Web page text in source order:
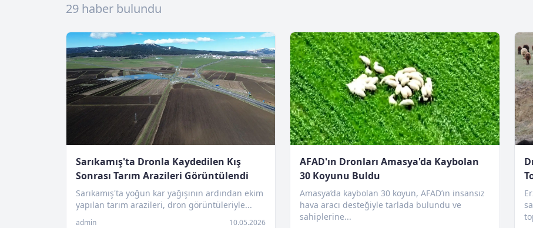
29 haber bulundu
Sarıkamış'ta Dronla Kaydedilen Kış
Sonrası Tarım Arazileri Görüntülendi
Sarıkamış'ta yoğun kar yağışının ardından ekim
yapılan tarım arazileri, dron görüntüleriyle...
admin 10.05.2026
AFAD'ın Dronları Amasya'da Kaybolan
30 Koyunu Buldu
Amasya’da kaybolan 30 koyun, AFAD’ın insansız
hava aracı desteğiyle tarlada bulundu ve
sahiplerine...